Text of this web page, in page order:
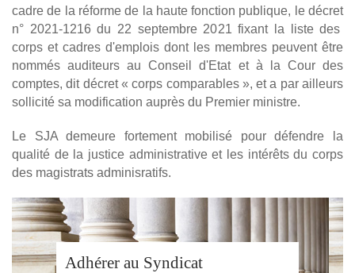
cadre de la réforme de la haute fonction publique, le décret
n° 2021-1216 du 22 septembre 2021 fixant la liste des
corps et cadres d'emplois dont les membres peuvent être
nommés auditeurs au Conseil d'Etat et à la Cour des
comptes, dit décret « corps comparables », et a par ailleurs
sollicité sa modification auprès du Premier ministre.
Le SJA demeure fortement mobilisé pour défendre la
qualité de la justice administrative et les intérêts du corps
des magistrats adminisratifs.
Adhérer au Syndicat